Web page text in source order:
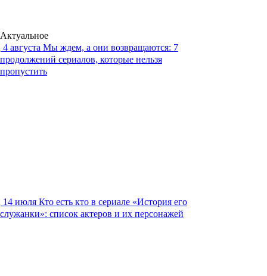
Актуальное
4 августа Мы ждем, а они возвращаются: 7
продолжений сериалов, которые нельзя
пропустить
14 июля Кто есть кто в сериале «История его
служанки»: список актеров и их персонажей